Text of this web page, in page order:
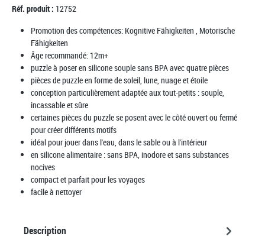
Réf. produit : 12752
Promotion des compétences: Kognitive Fähigkeiten , Motorische
Fähigkeiten
Âge recommandé: 12m+
puzzle à poser en silicone souple sans BPA avec quatre pièces
pièces de puzzle en forme de soleil, lune, nuage et étoile
conception particulièrement adaptée aux tout-petits : souple,
incassable et sûre
certaines pièces du puzzle se posent avec le côté ouvert ou fermé
pour créer différents motifs
idéal pour jouer dans l'eau, dans le sable ou à l'intérieur
en silicone alimentaire : sans BPA, inodore et sans substances
nocives
compact et parfait pour les voyages
facile à nettoyer
Description